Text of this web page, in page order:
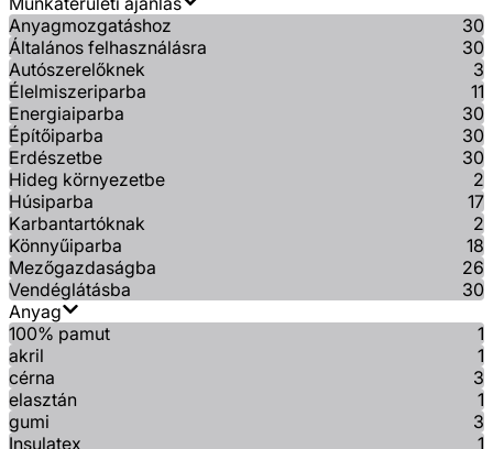
Anyagmozgatáshoz
30
Általános felhasználásra
30
Autószerelőknek
3
Élelmiszeriparba
11
Energiaiparba
30
Építőiparba
30
Erdészetbe
30
Hideg környezetbe
2
Húsiparba
17
Karbantartóknak
2
Könnyűiparba
18
Mezőgazdaságba
26
Vendéglátásba
30
Anyag
100% pamut
1
akril
1
cérna
3
elasztán
1
gumi
3
Insulatex
1